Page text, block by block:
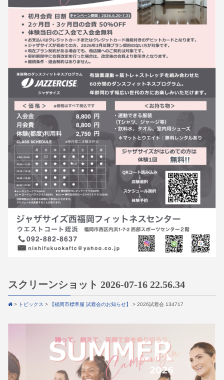
スクリーンショット 2026-07-16 22.56.34
> トピックス > 【福岡市標準服 試着会のお知らせ】 > 2026試着会 134717